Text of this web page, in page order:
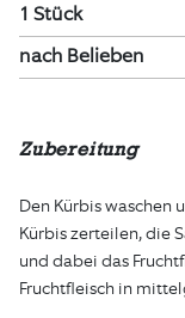
1 Stück
nach Belieben
Zubereitung
Den Kürbis waschen
Kürbis zerteilen, die
und dabei das
Fruchtfleisch in